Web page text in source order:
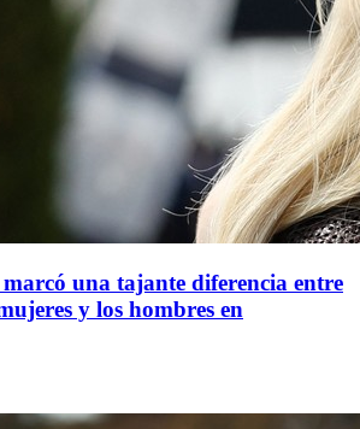
una tajante diferencia entre
y los hombres en